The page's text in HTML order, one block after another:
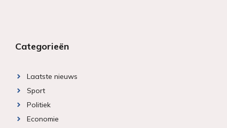
Categorieën
Laatste nieuws
Sport
Politiek
Economie